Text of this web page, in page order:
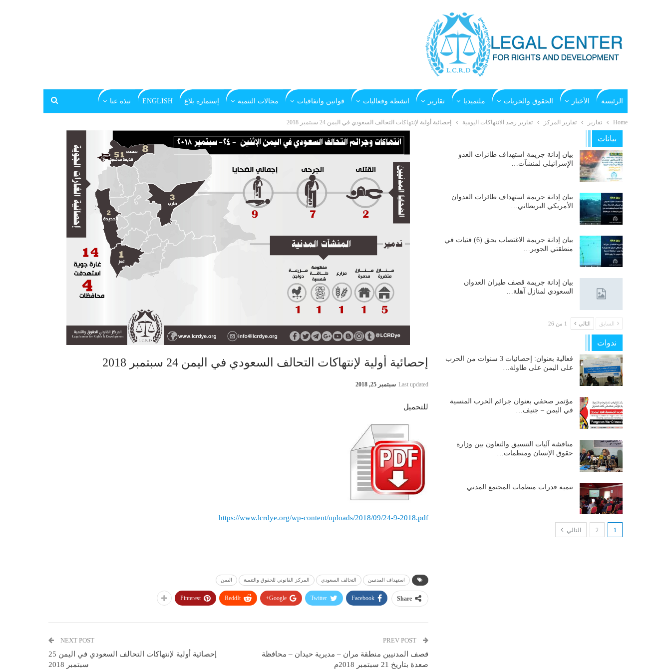
الرئيسة الأخبار الحقوق والحريات ملتميديا تقارير انشطة وفعاليات قوانين واتفاقيات مجالات التنمية إستماره بلاغ ENGLISH نبذه عنا
Home تقارير تقارير المركز تقارير رصد الانتهاكات اليومية إحصائية أولية لإنتهاكات التحالف السعودي في اليمن 24 سبتمبر 2018
إحصائية أولية لإنتهاكات التحالف السعودي في اليمن 24 سبتمبر 2018
Last updated سبتمبر 25, 2018
للتحميل
https://www.lcrdye.org/wp-content/uploads/2018/09/24-9-2018.pdf
استهداف المدنيين التحالف السعودي المركز القانوني للحقوق والتنمية اليمن
Share
Facebook
Twitter
Google+
ReddIt
Pinterest
PREV POST
قصف المدنيين منطقة مران – مديرية حيدان – محافظة
صعدة بتاريخ 21 سبتمبر 2018م
NEXT POST
إحصائية أولية لإنتهاكات التحالف السعودي في اليمن 25
سبتمبر 2018
بيانات
بيان إدانة جريمة استهداف طائرات العدو
الإسرائيلي لمنشآت…
بيان إدانة جريمة استهداف طائرات العدوان
الأمريكي البريطاني…
بيان إدانة جريمة الاغتصاب بحق (6) فتيات في
منطقتي الجوير…
بيان إدانة جريمة قصف طيران العدوان
السعودي لمنازل آهلة…
السابق التالي 1 من 26
ندوات
فعالية بعنوان: إحصائيات 3 سنوات من الحرب
على اليمن على طاولة…
مؤتمر صحفي بعنوان جرائم الحرب المنسية
في اليمن – جنيف…
مناقشة آليات التنسيق والتعاون بين وزارة
حقوق الإنسان ومنظمات…
تنمية قدرات منظمات المجتمع المدني
1
2 التالي